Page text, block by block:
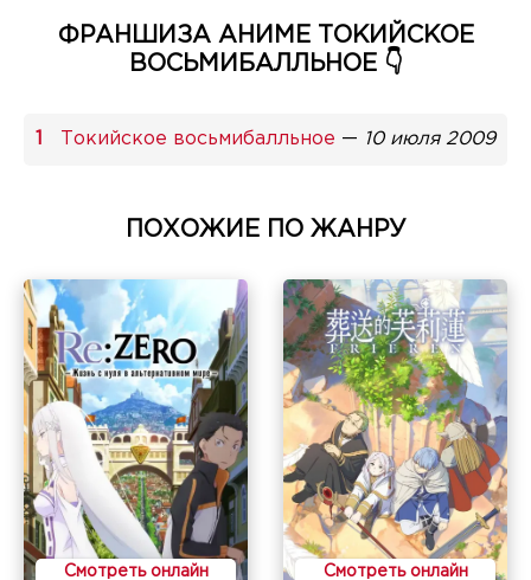
ФРАНШИЗА АНИМЕ ТОКИЙСКОЕ
ВОСЬМИБАЛЛЬНОЕ 👇
Токийское восьмибалльное — 10 июля 2009
ПОХОЖИЕ ПО ЖАНРУ
Смотреть онлайн Смотреть онлайн